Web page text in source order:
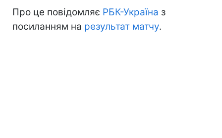
Про це повідомляє РБК-Україна з
посиланням на результат матчу.